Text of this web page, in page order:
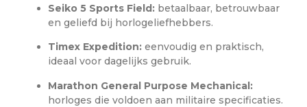
Seiko 5 Sports Field: betaalbaar, betrouwbaar
en geliefd bij horlogeliefhebbers.
Timex Expedition: eenvoudig en praktisch,
ideaal voor dagelijks gebruik.
Marathon General Purpose Mechanical:
horloges die voldoen aan militaire specificaties.